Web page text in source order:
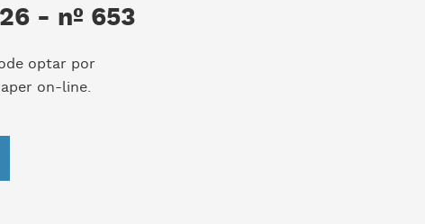
- nº 653
optar por
on-line.